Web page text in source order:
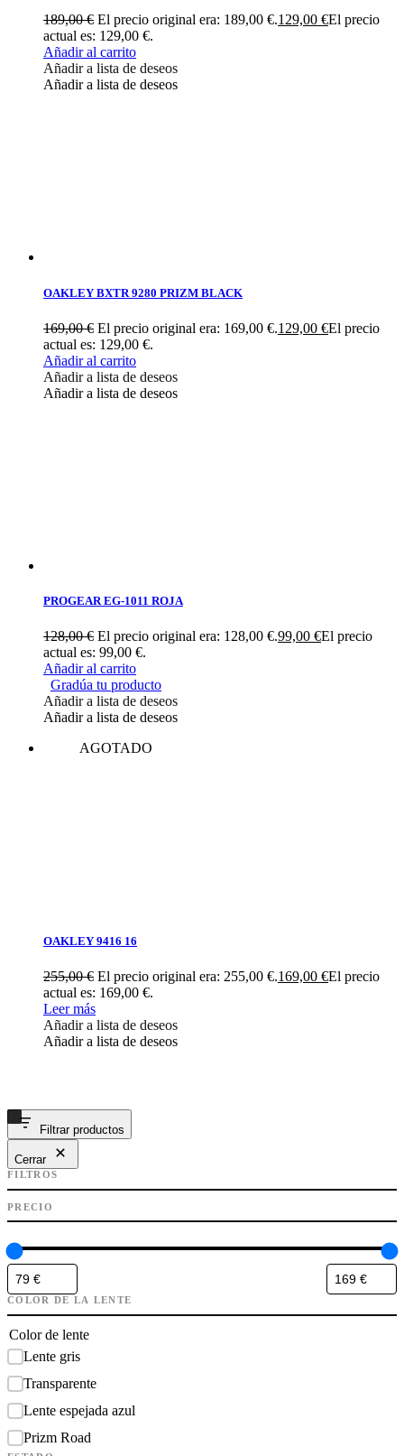
189,00€ El precio original era: 189,00 €.129,00 €El precio
actual es: 129,00 €.
Añadir al carrito
Añadir a lista de deseos
Añadir a lista de deseos
OAKLEY BXTR 9280 PRIZM BLACK
169,00€ El precio original era: 169,00 €.129,00 €El precio
actual es: 129,00 €.
Añadir al carrito
Añadir a lista de deseos
Añadir a lista de deseos
PROGEAR EG-1011 ROJA
128,00€ El precio original era: 128,00 €.99,00 €El precio
actual es: 99,00 €.
Añadir al carrito
Gradúa tu producto
Añadir a lista de deseos
Añadir a lista de deseos
AGOTADO
OAKLEY 9416 16
255,00€ El precio original era: 255,00 €.169,00 €El precio
actual es: 169,00 €.
Leer más
Añadir a lista de deseos
Añadir a lista de deseos
Filtrar productos
Cerrar
FILTROS
PRECIO
COLOR DE LA LENTE
Color de lente
Lente gris
Transparente
Lente espejada azul
Prizm Road